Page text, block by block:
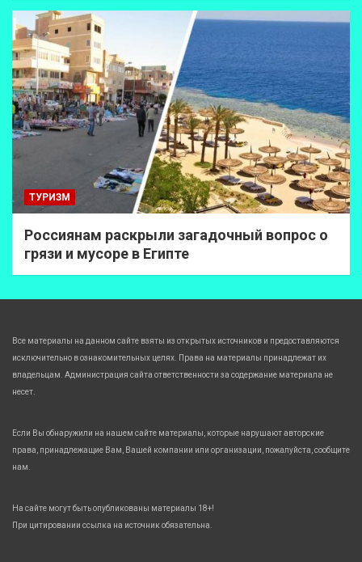
ТУРИЗМ
Россиянам раскрыли загадочный вопрос о
грязи и мусоре в Египте
Все материалы на данном сайте взяты из открытых источников и предоставляются
исключительно в ознакомительных целях. Права на материалы принадлежат их
владельцам. Администрация сайта ответственности за содержание материала не
несет.
Если Вы обнаружили на нашем сайте материалы, которые нарушают авторские
права, принадлежащие Вам, Вашей компании или организации, пожалуйста, сообщите
нам.
На сайте могут быть опубликованы материалы 18+!
При цитировании ссылка на источник обязательна.